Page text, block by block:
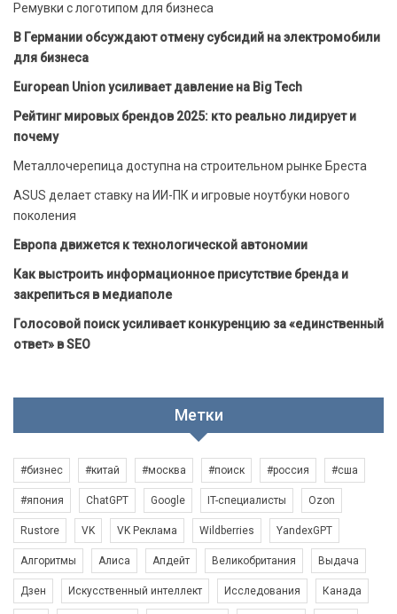
Ремувки с логотипом для бизнеса
В Германии обсуждают отмену субсидий на электромобили
для бизнеса
European Union усиливает давление на Big Tech
Рейтинг мировых брендов 2025: кто реально лидирует и
почему
Металлочерепица доступна на строительном рынке Бреста
ASUS делает ставку на ИИ-ПК и игровые ноутбуки нового
поколения
Европа движется к технологической автономии
Как выстроить информационное присутствие бренда и
закрепиться в медиаполе
Голосовой поиск усиливает конкуренцию за «единственный
ответ» в SEO
Метки
#бизнес #китай #москва #поиск #россия #сша
#япония ChatGPT Google IT-специалисты Ozon
Rustore VK VK Реклама Wildberries YandexGPT
Алгоритмы Алиса Апдейт Великобритания Выдача
Дзен Искусственный интеллект Исследования Канада